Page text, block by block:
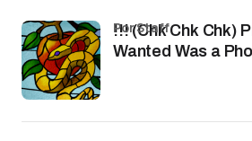
!!! (Chk Chk Chk)
Wanted Was a
por Staff